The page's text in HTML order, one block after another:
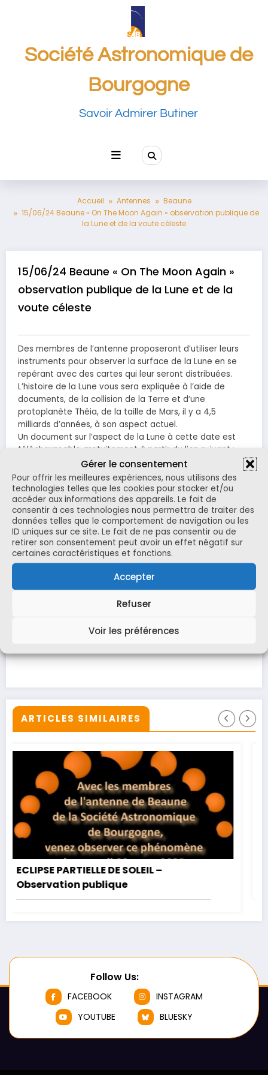
Gérer le consentement
Pour offrir les meilleures expériences, nous utilisons des
technologies telles que les cookies pour stocker et/ou
accéder aux informations des appareils. Le fait de
consentir à ces technologies nous permettra de traiter des
données telles que le comportement de navigation ou les
ID uniques sur ce site. Le fait de ne pas consentir ou de
retirer son consentement peut avoir un effet négatif sur
certaines caractéristiques et fonctions.
Accepter
Refuser
Voir les préférences
Société Astronomique de
Bourgogne
Savoir Admirer Butiner
Accueil Antennes
Beaune
15/06/24 Beaune « On The Moon Again » observation publique de
la Lune et de la voute céleste
15/06/24 Beaune « On The Moon Again »
observation publique de la Lune et de la
voute céleste
Des membres de l’antenne proposeront d’utiliser leurs
instruments pour observer la surface de la Lune en se
repérant avec des cartes qui leur seront distribuées.
L’histoire de la Lune vous sera expliquée à l’aide de
documents, de la collision de la Terre et d’une
protoplanète Théia, de la taille de Mars, il y a 4,5
milliards d’années, à son aspect actuel.
Un document sur l’aspect de la Lune à cette date est
téléchargeable gratuitement à partir du lien suivant :
https://www.sab-
astro.fr/SABCloud/index.php/s/ZZKMgdEL36rsCZn
Lors de cette soirée, il sera possible d’observer la voute
céleste et découvrir les constellations d’été ainsi que les
objets du ciel profond comme les galaxies, nébuleuses
et amas d’étoiles.
Pour se repérer seul dans le ciel, il est possible d’utiliser
l’application gratuite Stellarium sur votre smartphone ou
la carte céleste en ligne en suivant le lien suivant :
https://www.stelvision.com/astro/carte-ciel/
ARTICLES SIMILAIRES
PARTIELLE DE SOLEIL –
publique
Follow Us:
FACEBOOK
INSTAGRAM
YOUTUBE
BLUESKY